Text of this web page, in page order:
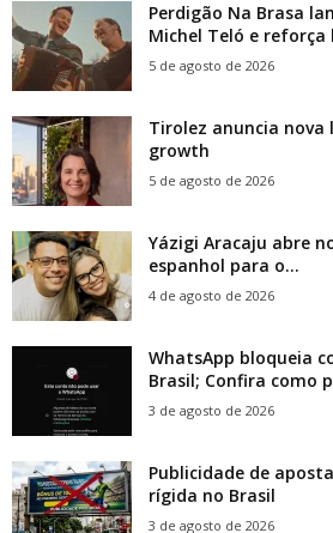
Perdigão Na Brasa
Michel Teló e reforça
5 de agosto de 2026
Tirolez anuncia
growth
5 de agosto de 2026
Yázigi Aracaju abre
espanhol para o...
4 de agosto de 2026
WhatsApp bloqueia
Brasil; Confira como
3 de agosto de 2026
Publicidade de
rígida no Brasil
3 de agosto de 2026